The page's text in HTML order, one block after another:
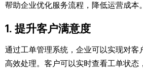
帮助企业优化服务流程，降低运营成本。
1. 提升客户满意度
通过工单管理系统，企业可以实现对客
高效处理。客户可以实时查看工单状态